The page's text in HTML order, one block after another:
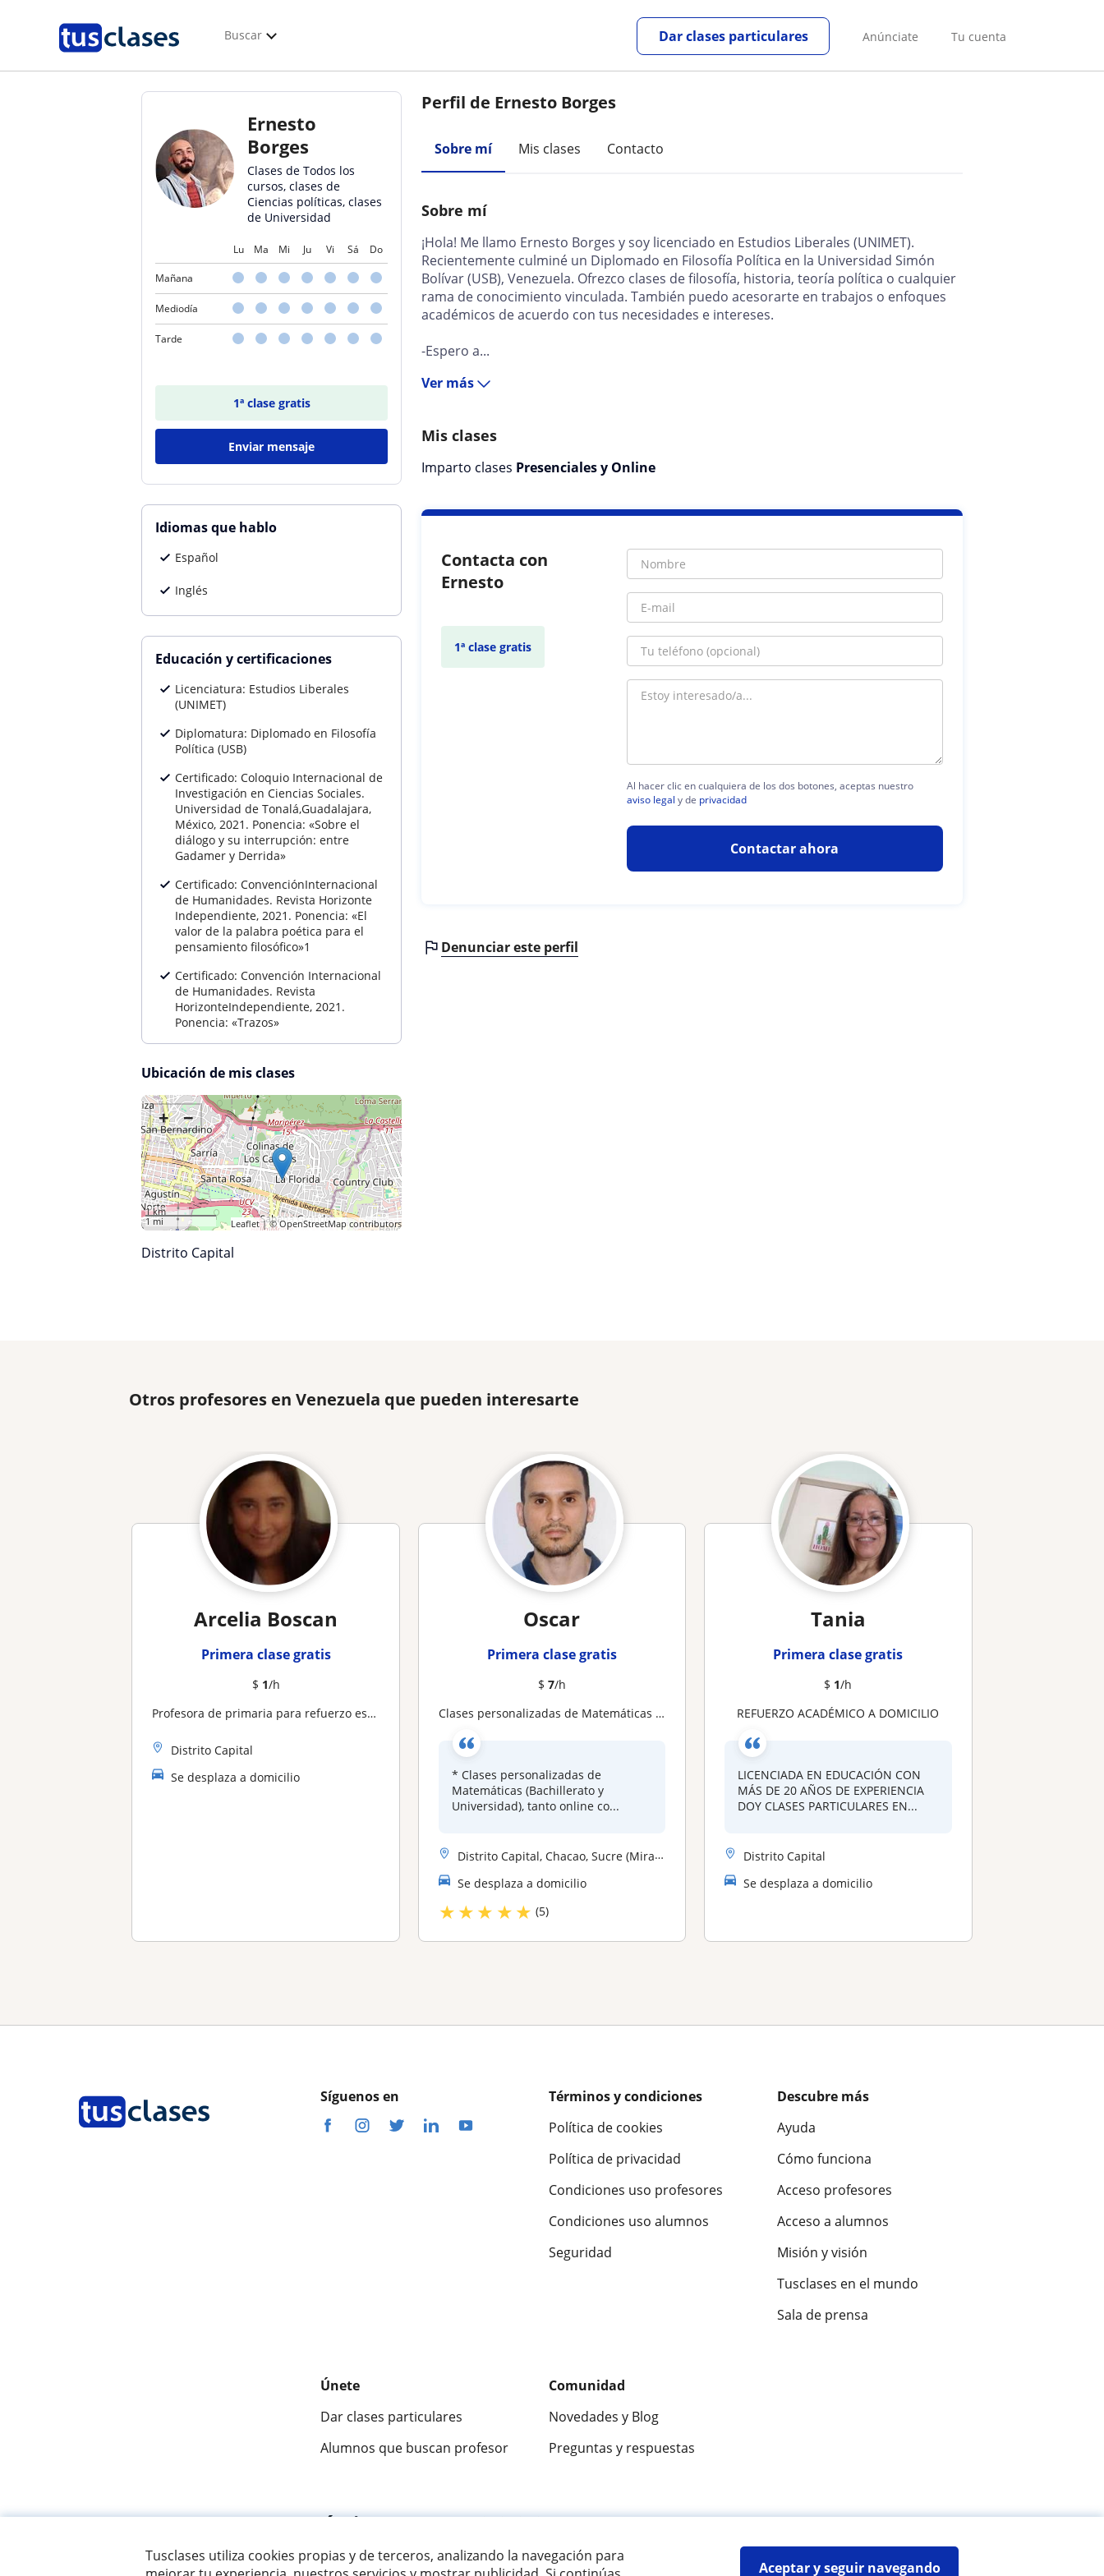
Tusclases utiliza cookies propias y de terceros, analizando la navegación para
Aceptar y seguir navegando
Buscar Anúnciate Tu cuenta
Dar clases particulares
Ernesto
Borges
Clases de Todos los
cursos, clases de
Ciencias políticas, clases
de Universidad
Lu Ma Mi Ju Vi Sá Do
Mañana
Mediodía
Tarde
1ª clase gratis
Enviar mensaje
Idiomas que hablo
Español
Inglés
Educación y certificaciones
Licenciatura: Estudios Liberales
(UNIMET)
Diplomatura: Diplomado en Filosofía
Política (USB)
Certificado: Coloquio Internacional de
Investigación en Ciencias Sociales.
Universidad de Tonalá,Guadalajara,
México, 2021. Ponencia: «Sobre el
diálogo y su interrupción: entre
Gadamer y Derrida»
Certificado: ConvenciónInternacional
de Humanidades. Revista Horizonte
Independiente, 2021. Ponencia: «El
valor de la palabra poética para el
pensamiento filosófico»1
Certificado: Convención Internacional
de Humanidades. Revista
HorizonteIndependiente, 2021.
Ponencia: «Trazos»
Ubicación de mis clases
+ −
1 km
1 mi
Leaflet| ©OpenStreetMapcontributors
Distrito Capital
Perfil de Ernesto Borges
Sobre mí Mis clases Contacto
Sobre mí
¡Hola! Me llamo Ernesto Borges y soy licenciado en Estudios Liberales (UNIMET).
Recientemente culminé un Diplomado en Filosofía Política en la Universidad Simón
Bolívar (USB), Venezuela. Ofrezco clases de filosofía, historia, teoría política o cualquier
rama de conocimiento vinculada. También puedo acesorarte en trabajos o enfoques
académicos de acuerdo con tus necesidades e intereses.
-Espero a...
Ver más
Mis clases
Imparto clases Presenciales y Online
Contacta con
Ernesto
1ª clase gratis
Al hacer clic en cualquiera de los dos botones, aceptas nuestro
aviso legal y de privacidad
Contactar ahora
Denunciar este perfil
Otros profesores en Venezuela que pueden interesarte
Arcelia Boscan
Primera clase gratis
$ 1/h
Profesora de primaria para refuerzo escolar
Distrito Capital
Se desplaza a domicilio
Oscar
Primera clase gratis
$ 7/h
Clases personalizadas de Matemáticas (Bachillerato y Universidad)
* Clases personalizadas de
Matemáticas (Bachillerato y
Universidad), tanto online co...
Distrito Capital, Chacao, Sucre (Miranda), Baruta
Se desplaza a domicilio
★★★ ★★ (5)
Tania
Primera clase gratis
$ 1/h
REFUERZO ACADÉMICO A DOMICILIO
LICENCIADA EN EDUCACIÓN CON
MÁS DE 20 AÑOS DE EXPERIENCIA
DOY CLASES PARTICULARES EN...
Distrito Capital
Se desplaza a domicilio
Síguenos en
Términos y condiciones
Política de cookies
Política de privacidad
Condiciones uso profesores
Condiciones uso alumnos
Seguridad
Descubre más
Ayuda
Cómo funciona
Acceso profesores
Acceso a alumnos
Misión y visión
Tusclases en el mundo
Sala de prensa
Únete
Dar clases particulares
Alumnos que buscan profesor
Comunidad
Novedades y Blog
Preguntas y respuestas
Fantástica 9,5/10 ★★★★★